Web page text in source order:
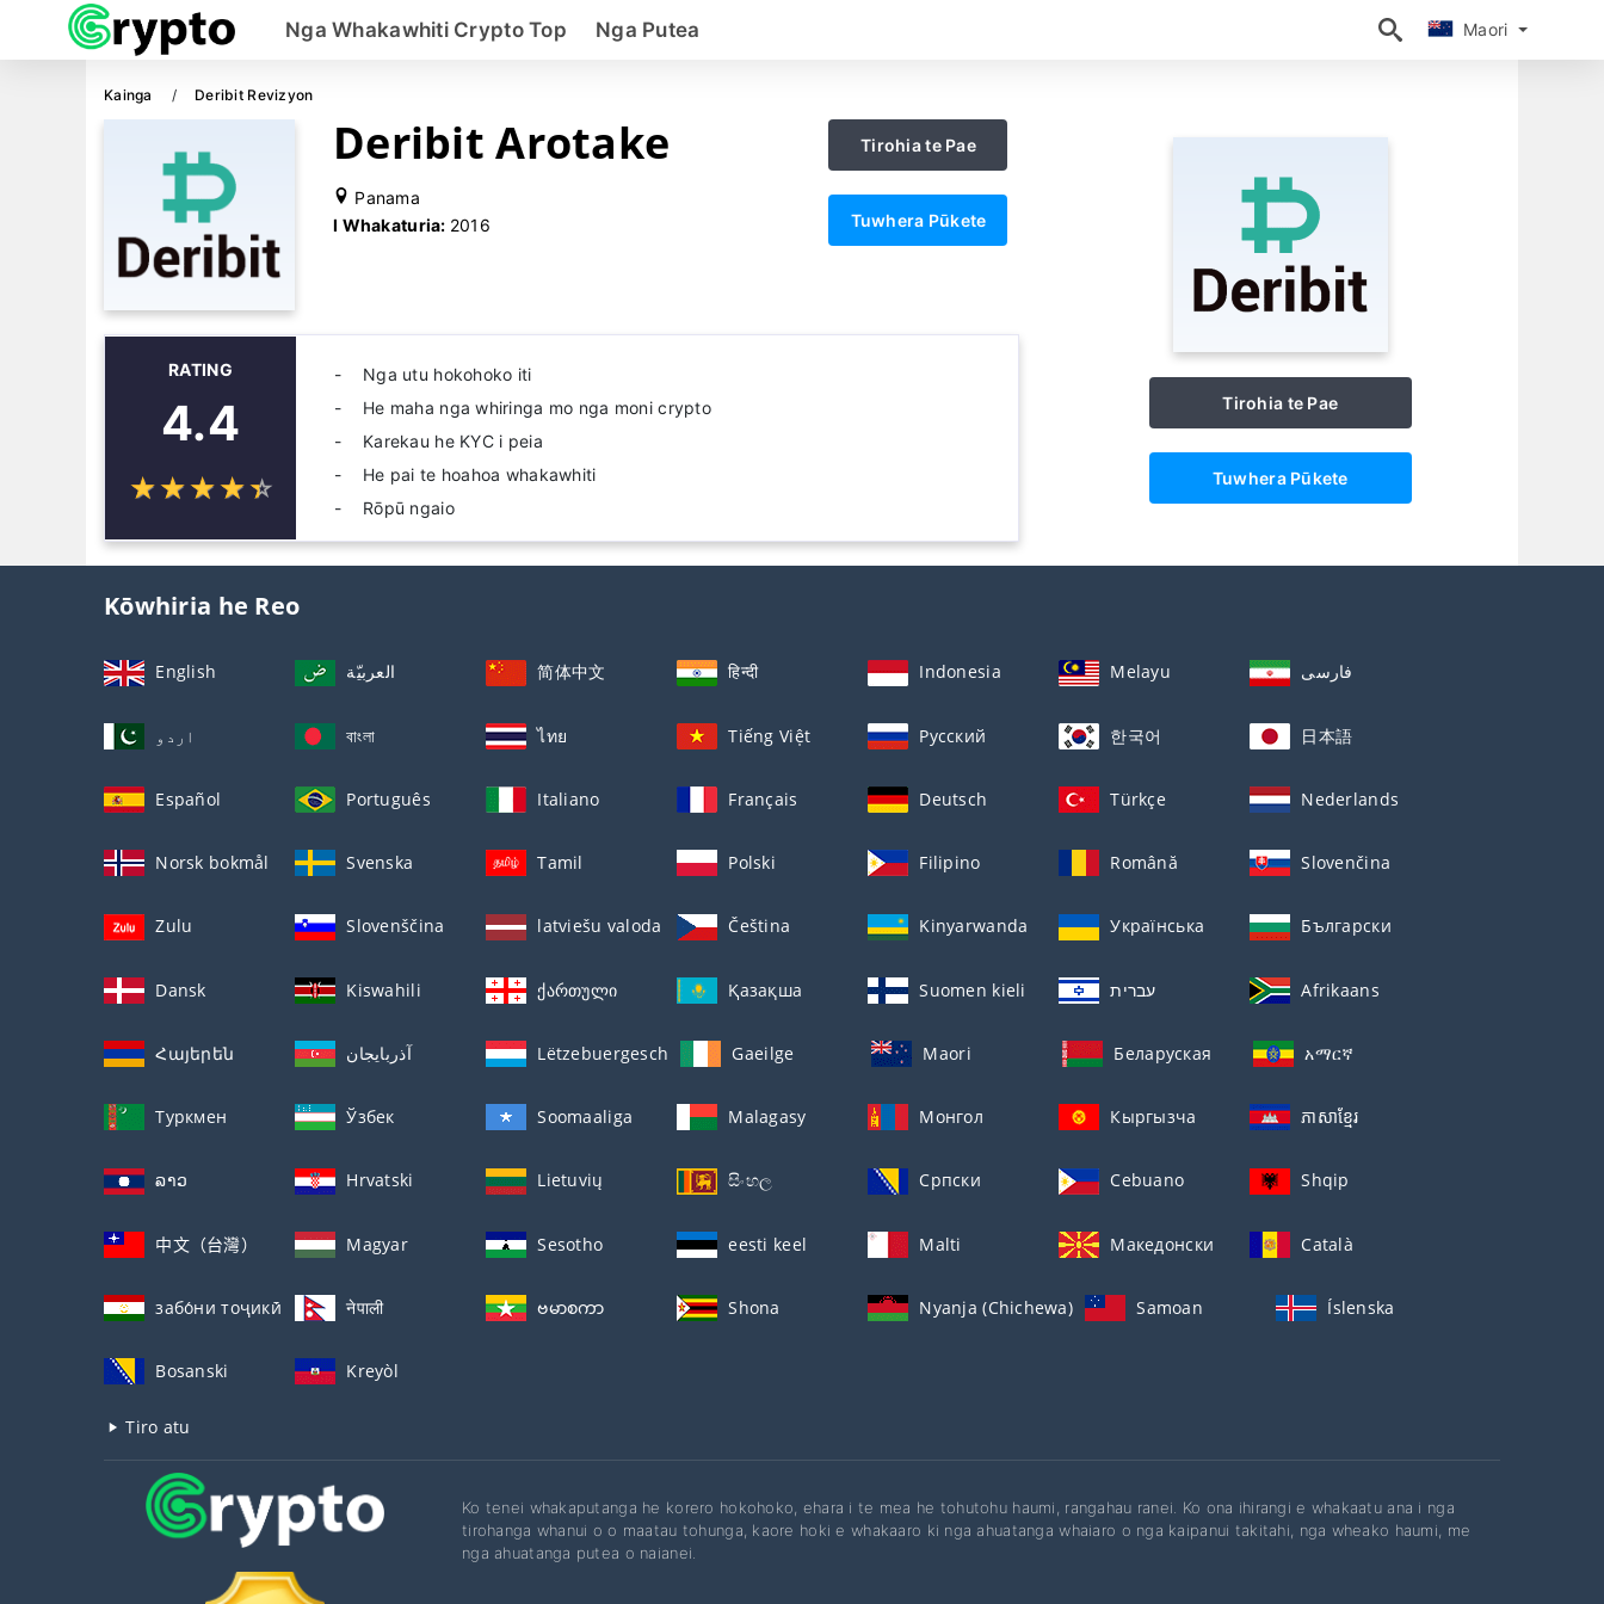
Maori
Nga Whakawhiti Crypto Top Nga Putea Maori
Kainga Deribit Revizyon
Deribit Arotake
Panama
I Whakaturia: 2016
Tirohia te Pae
Tuwhera Pūkete
RATING
4.4
☆☆☆☆☆
★★★★★
Nga utu hokohoko iti
He maha nga whiringa mo nga moni crypto
Karekau he KYC i peia
He pai te hoahoa whakawhiti
Rōpū ngaio
Tirohia te Pae
Tuwhera Pūkete
Kōwhiria he Reo
English العربيّة 简体中文 हिन्दी Indonesia Melayu فارسی
اردو বাংলা ไทย Tiếng Việt Русский 한국어 日本語
Español Português Italiano Français Deutsch Türkçe Nederlands
Norsk bokmål Svenska Tamil Polski Filipino Română Slovenčina
Zulu Slovenščina latviešu valoda Čeština Kinyarwanda Українська Български
Dansk Kiswahili ქართული Қазақша Suomen kieli עברית Afrikaans
Հայերեն آذربايجان Lëtzebuergesch Gaeilge Maori Беларуская አማርኛ
Туркмен Ўзбек Soomaaliga Malagasy Монгол Кыргызча ភាសាខ្មែរ
ລາວ Hrvatski Lietuvių සිංහල Српски Cebuano Shqip
中文（台灣） Magyar Sesotho eesti keel Malti Македонски Català
забо́ни тоҷикӣ́ नेपाली ဗမာစကာ Shona Nyanja (Chichewa) Samoan Íslenska
Bosanski Kreyòl
Tiro atu
Ko tenei whakaputanga he korero hokohoko, ehara i te mea he tohutohu haumi, rangahau ranei. Ko ona ihirangi e whakaatu ana i nga
tirohanga whanui o o maatau tohunga, kaore hoki e whakaaro ki nga ahuatanga whaiaro o nga kaipanui takitahi, nga wheako haumi, me
nga ahuatanga putea o naianei.